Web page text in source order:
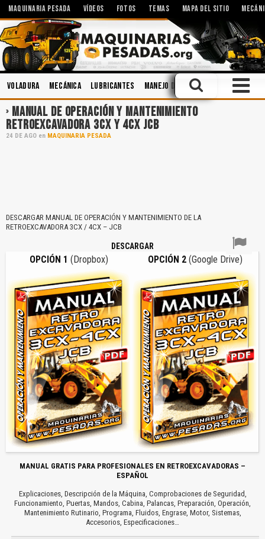
MAQUINARIA PESADA VÍDEOS FOTOS TEMAS MAPA DEL SITIO
Voladura Mecánica Lubricantes Manejo Defensivo Soldadura
MANUAL DE OPERACIÓN Y MANTENIMIENTO
RETROEXCAVADORA 3CX Y 4CX JCB
24 DE AGO en MAQUINARIA PESADA
DESCARGAR MANUAL DE OPERACIÓN Y MANTENIMIENTO DE LA
RETROEXCAVADORA 3CX / 4CX – JCB
DESCARGAR
OPCIÓN 1 (Dropbox) OPCIÓN 2 (Google Drive)
MANUAL GRATIS PARA PROFESIONALES EN RETROEXCAVADORAS –
ESPAÑOL
Explicaciones, Descripción de la Máquina, Comprobaciones de Seguridad,
Funcionamiento, Puertas, Mandos, Cabina, Palancas, Preparación, Operación,
Mantenimiento Rutinario, Programa, Fluidos, Engrase, Motor, Sistemas,
Accesorios, Especificaciones…